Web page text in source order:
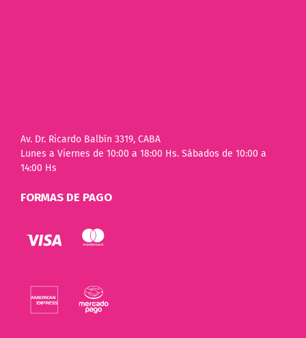
Av. Dr. Ricardo Balbín 3319, CABA
Lunes a Viernes de 10:00 a 18:00 Hs. Sábados de 10:00 a
14:00 Hs
FORMAS DE PAGO